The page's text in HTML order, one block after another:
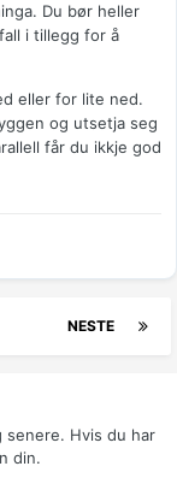
Du bør heller
i tillegg for å
eller for lite ned.
og utsetja seg
får du ikkje god
NESTE
senere. Hvis du har
din.